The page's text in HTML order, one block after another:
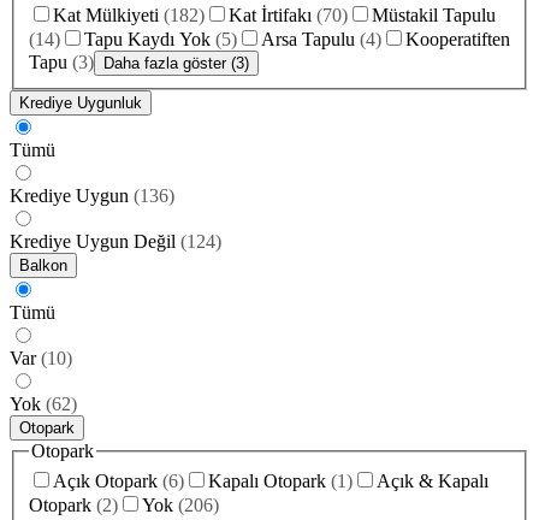
Kat Mülkiyeti (182) Kat İrtifakı (70)
Müstakil Tapulu
(14) Tapu Kaydı Yok (5) Arsa Tapulu (4)
Kooperatiften
Tapu (3) Daha fazla göster (3)
Krediye Uygunluk
Tümü
Krediye Uygun (136)
Krediye Uygun Değil (124)
Balkon
Tümü
Var (10)
Yok (62)
Otopark
Otopark
Açık Otopark (6) Kapalı Otopark (1)
Açık & Kapalı
Otopark (2) Yok (206)